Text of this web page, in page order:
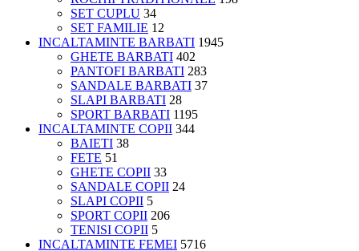
SET CUPLU 34
SET FAMILIE 12
INCALTAMINTE BARBATI 1945
GHETE BARBATI 402
PANTOFI BARBATI 283
SANDALE BARBATI 37
SLAPI BARBATI 28
SPORT BARBATI 1195
INCALTAMINTE COPII 344
BAIETI 38
FETE 51
GHETE COPII 33
SANDALE COPII 24
SLAPI COPII 5
SPORT COPII 206
TENISI COPII 5
INCALTAMINTE FEMEI 5716